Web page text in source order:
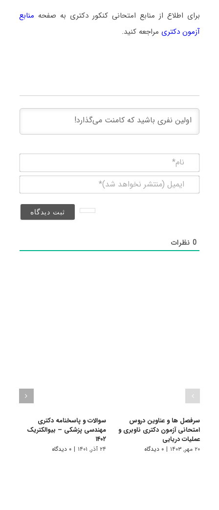
برای اطلاع از منابع امتحانی کنکور دکتری به صفحه منابع
آزمون دکتری مراجعه کنید.
(منتشر
0نظرات
سرفصل ها و عناوین دروس
امتحانی آزمون دکتری ناوبری و
عملیات دریایی
۲۰ مهر, ۱۴۰۳ | ۰ دیدگاه
سوالات و پاسخنامه دکتری
مهندسی پزشکی – بیوالکتریک
۱۴۰۲
۲۴ آذر, ۱۴۰۱ | ۰ دیدگاه